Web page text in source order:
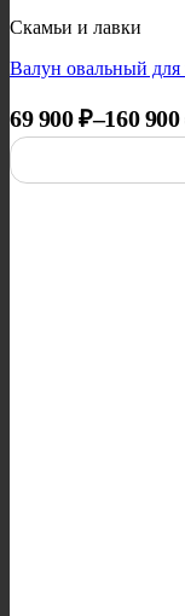
Скамьи и лавки
Валун овальный
69 900₽–160 900
Диапазон цен: